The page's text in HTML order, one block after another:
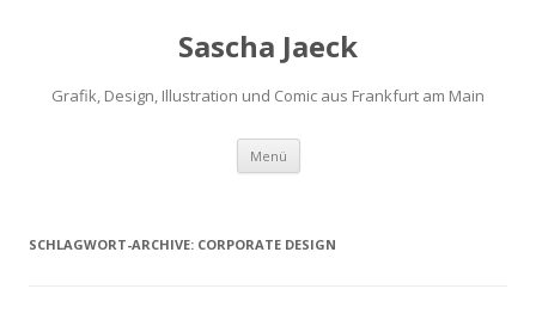
Sascha Jaeck
Grafik, Design, Illustration und Comic aus Frankfurt am Main
Menü Zum
springen
SCHLAGWORT-ARCHIVE: CORPORATE DESIGN